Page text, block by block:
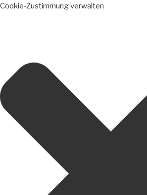
Cookie-Zustimmung verwalten